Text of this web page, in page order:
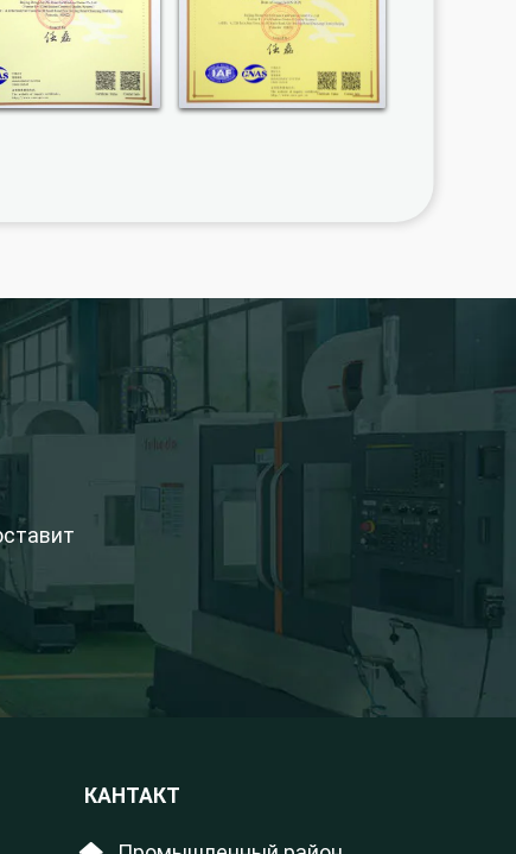
КАНТАКТ